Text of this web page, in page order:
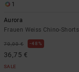
1
Aurora
Frauen Weiss Chino-Shorts
70,00 € 48%
36,75 €
SALE